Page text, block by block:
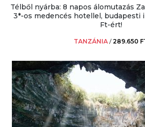
Télből nyárba: 8 napos álomutazás
3*-os medencés hotellel, budapesti
Ft-ért!
TANZÁNIA /289.650